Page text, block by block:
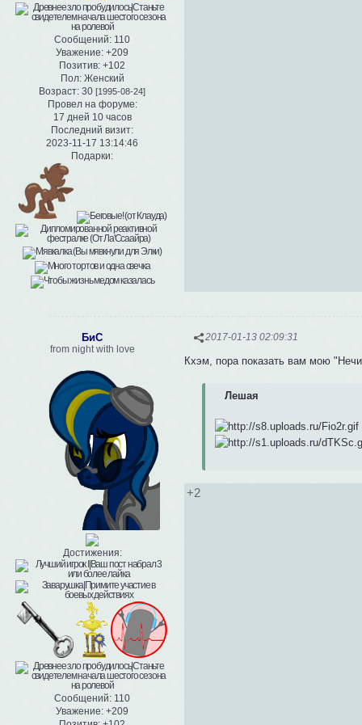
Сообщений: 110
Уважение: +209
Позитив: +102
Пол:Женский
Возраст: 30 [1995-08-24]
Провел на форуме:
17 дней 10 часов
Последний визит:
2023-11-17 13:14:46
Подарки:
2017-01-13 02:09:31
БиС
from night with love
Достижения:
Сообщений: 110
Уважение: +209
Кхэм, пора показать вам мою
Лешая
+2